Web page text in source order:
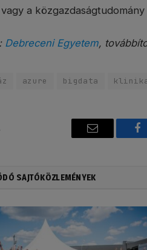
a közgazdaságtudomány
Debreceni Egyetem,
azure bigdata
Email
SAJTÓKÖZLEMÉNYEK